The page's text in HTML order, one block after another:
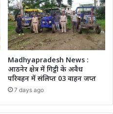
Madhyapradesh News :
आठनेर क्षेत्र में गिट्टी के अवैध
परिवहन में संलिप्त 03 वाहन जप्त
7 days ago